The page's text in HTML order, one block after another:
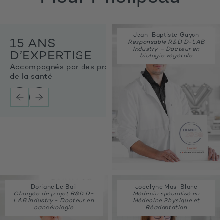
15 ANS
D’EXPERTISE
Accompagnés par des pros
de la santé
Jean-Baptiste Guyon
Responsable R&D D-LAB
Industry – Docteur en
biologie végétale
Doriane Le Bail
Chargée de projet R&D D-
LAB Industry - Docteur en
cancérologie
Jocelyne Mas-Blanc
Médecin spécialisé en
Médecine Physique et
Réadaptation